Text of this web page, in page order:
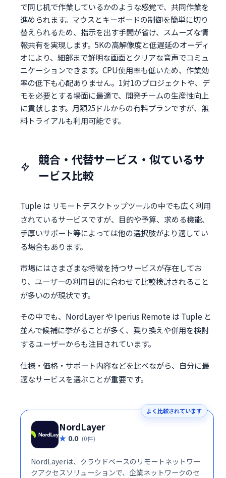
で同じ机で作業しているかのような感覚で、共同作業を
進められます。マウスとキーボードの制御を簡単に切り
替えられるため、指示を出す手間が省け、スムーズな情
報共有を実現します。5Kの高解像度と低遅延のオーディ
オにより、細部まで鮮明な画面とクリアな音声でコミュ
ニケーションできます。CPU使用率も低いため、作業効
率の低下も心配ありません。1対1のプロジェクトや、デ
モを必要とする場面に最適で、開発チームの生産性向上
に貢献します。月額25ドルからの有料プランですが、無
料トライアルも利用可能です。
競合・代替サービス・似ているサ
ービス比較
Tuple は リモートデスクトップツールの中でも広く利用
されているサービスですが、目的や予算、求める機能、
手厚いサポート等によっては他の選択肢がより適してい
る場合もあります。
市場にはさまざまな特徴を持つサービスが存在してお
り、ユーザーの利用目的に合わせて比較検討されること
が多いのが現状です。
その中でも、NordLayer や Iperius Remote は Tuple と
並んで候補に挙がることが多く、乗り換えや併用を検討
するユーザーからも注目されています。
仕様・価格・サポート内容などを比べながら、自分に最
適なサービスを選ぶことが重要です。
よく比較されています
NordLayer
0.0 (0件)
NordLayerは、クラウドベースのリモートネットワー
クアクセスソリューションで、企業ネットワークのセ